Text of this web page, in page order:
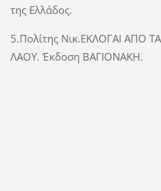
της Ελλάδος.
5.Πολίτης Νικ.ΕΚΛΟΓΑΙ ΑΠΟ
ΛΑΟΥ. Έκδοση ΒΑΓΙΟΝΑΚΗ.